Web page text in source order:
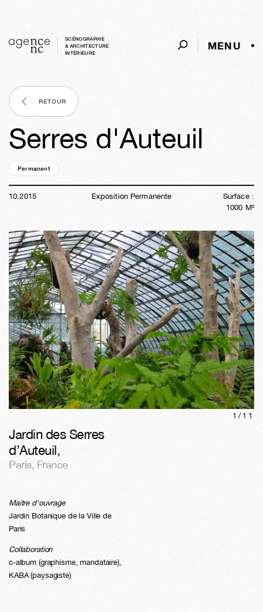
SCÉNOGRAPHIE
& ARCHITECTURE
INTÈRIEURE
MENU
RETOUR
Serres d'Auteuil
Permanent
10.2015 Exposition Permanente
Surface :
1000 M²
1/ 11
Jardin des Serres
d’Auteuil,
Paris, France
Maitre d'ouvrage
Jardin Botanique de la Ville de
Paris
Collaboration
c-album (graphisme, mandataire),
KABA (paysagiste)